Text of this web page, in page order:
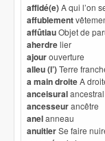
affidé(e)A qui l’on
affublement
affûtiauObjet de
aherdrelier
ajourouverture
alleu (l’)Terre
a main droiteA
anceisuralancestral
ancesseurancêtre
anelanneau
anuitierSe faire